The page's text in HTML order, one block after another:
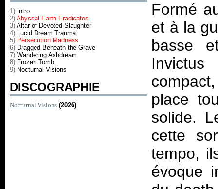
1) Intro
2) Abyssal Earth Eradicates
3) Altar of Devoted Slaughter
4) Lucid Dream Trauma
5) Persecution Madness
6) Dragged Beneath the Grave
7) Wandering Ashdream
8) Frozen Tomb
9) Nocturnal Visions
DISCOGRAPHIE
Nocturnal Visions (2026)
Formé
et à la
basse
place
solide.
cette
tempo,
évoque